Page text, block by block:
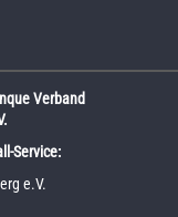
Verband
Service:
e.V.